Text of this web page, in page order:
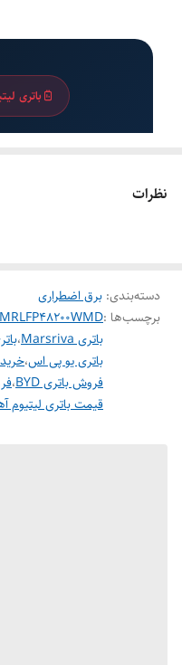
باتری
ظرفیت انرژی ۵.۲۲ کیلووات ساعت
نظرات
دسته‌بندی: برق اضطراری
برچسب‌ها :
باتری Marsriva
،
باتری یو پی اس،
فروش باتری BYD
،
قیمت باتری لیتیوم